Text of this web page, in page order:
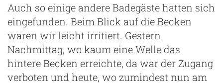
Auch so einige andere Badegäste hatten sich
eingefunden. Beim Blick auf die Becken
waren wir leicht irritiert. Gestern
Nachmittag, wo kaum eine Welle das
hintere Becken erreichte, da war der Zugang
verboten und heute, wo zumindest nun am